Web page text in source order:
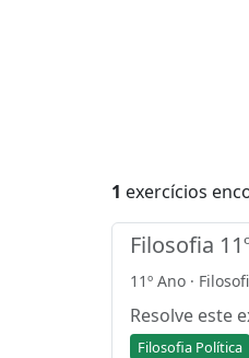
1 exercícios
Filosofia
11º Ano ·
Resolve este
Filosofia Política